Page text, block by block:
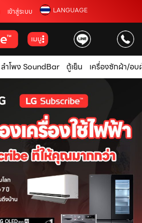
เข้าสู่ระบบ LANGUAGE
เมนู
ลำโพง SoundBar ตู้เย็น เครื่องซักผ้า/อบ